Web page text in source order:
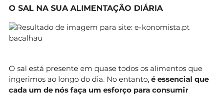
O SAL NA SUA ALIMENTAÇÃO DIÁRIA
O sal está presente em quase todos os alimentos que
ingerimos ao longo do dia. No entanto, é essencial que
cada um de nós faça um esforço para consumir